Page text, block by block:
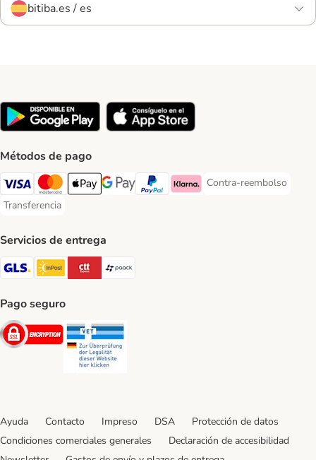
bitiba.es / es
Métodos de pago
Visa Payment Method
Mastercard Payment Method
Apple Pay Payment Method
Google Pay Payment Method
PayPal Payment Method
Klarna Payment Method
Contra-reembolso
Contra-reembolso
Transferencia
Transferencia Payment Method
Servicios de entrega
GLS Shipping Method
InPost Shipping Method
CTTExpress Shipping Method
paack Shipping Method
Pago seguro
Security
Ayuda Contacto Impreso DSA
Protección de datos
Condiciones comerciales generales
Declaración de accesibilidad